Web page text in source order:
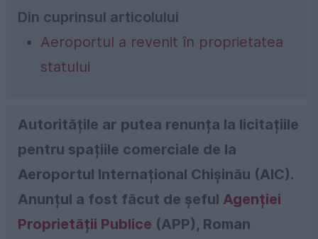
Din cuprinsul articolului
Aeroportul a revenit în proprietatea
statului
Autoritățile ar putea renunța la licitațiile
pentru spațiile comerciale de la
Aeroportul Internațional Chișinău (AIC).
Anunțul a fost făcut de șeful Agenției
Proprietății Publice (APP), Roman